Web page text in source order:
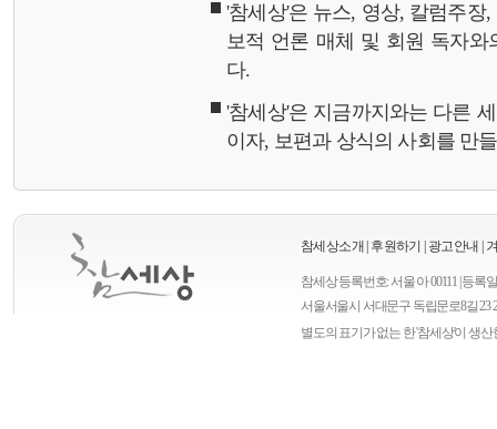
'참세상'은 뉴스, 영상, 칼럼주
보적 언론 매체 및 회원 독자와
다.
'참세상'은 지금까지와는 다른
이자, 보편과 상식의 사회를 만
참세상소개 후원하기 광고안내
참세상 등록번호: 서울 아 00111 | 등록
서울서울시 서대문구 독립문로8길 23
별도의 표기가 없는 한 '참세상'이 생